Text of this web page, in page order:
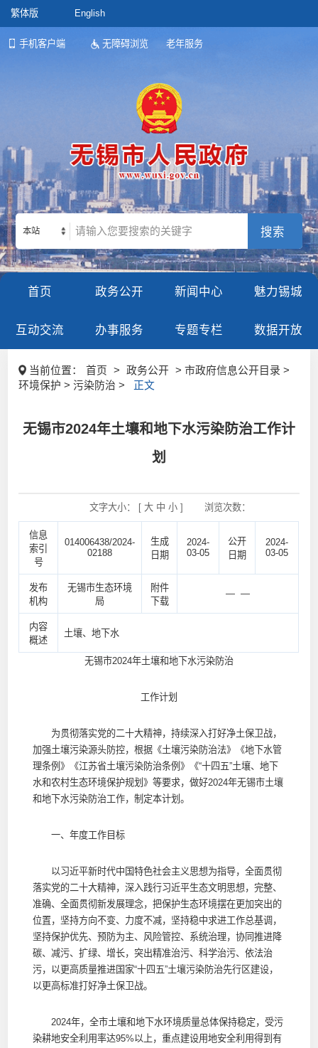
繁体版 English
手机客户端 无障碍浏览 老年服务
本站
首页 政务公开 新闻中心 魅力锡城
互动交流 办事服务 专题专栏 数据开放
当前位置： 首页 > 政务公开
> 市政府信息公开目录 >
环境保护 > 污染防治 >
正文
无锡市2024年土壤和地下水污染防治工作计
划
文字大小： [ 大 中 小] 浏览次数：
信息
索引
号
014006438/2024-
02188
生成
日期
2024-
03-05
公开
日期
2024-
03-05
发布
机构
无锡市生态环境
局
附件
下载
— —
内容
概述
土壤、地下水
无锡市2024年土壤和地下水污染防治
工作计划
为贯彻落实党的二十大精神，持续深入打好净土保卫战，
加强土壤污染源头防控，根据《土壤污染防治法》《地下水管
理条例》《江苏省土壤污染防治条例》《“十四五”土壤、地下
水和农村生态环境保护规划》等要求，做好2024年无锡市土壤
和地下水污染防治工作，制定本计划。
一、年度工作目标
以习近平新时代中国特色社会主义思想为指导，全面贯彻
落实党的二十大精神，深入践行习近平生态文明思想，完整、
准确、全面贯彻新发展理念，把保护生态环境摆在更加突出的
位置，坚持方向不变、力度不减，坚持稳中求进工作总基调，
坚持保护优先、预防为主、风险管控、系统治理，协同推进降
碳、减污、扩绿、增长，突出精准治污、科学治污、依法治
污，以更高质量推进国家“十四五”土壤污染防治先行区建设，
以更高标准打好净土保卫战。
2024年，全市土壤和地下水环境质量总体保持稳定，受污
染耕地安全利用率达95%以上，重点建设用地安全利用得到有